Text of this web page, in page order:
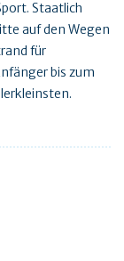
Staatlich
auf den Wegen
für
bis zum